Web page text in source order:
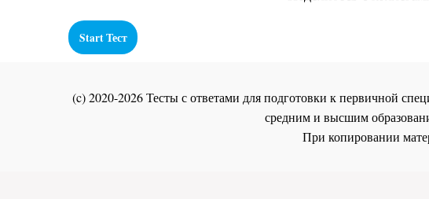
(c) 2020-2026 Тесты с ответами для подготовки к первичной
средним и высшим
При копировании